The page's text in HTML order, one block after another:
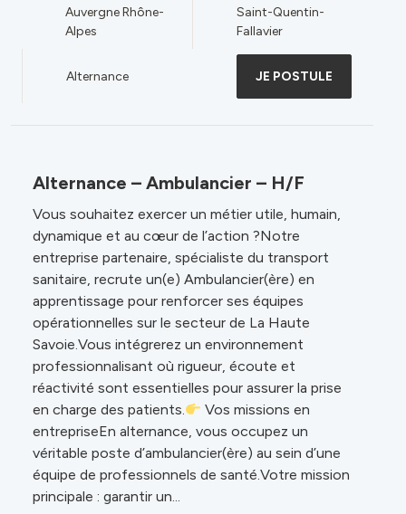
Auvergne Rhône-
Alpes
Saint-Quentin-
Fallavier
Alternance JE POSTULE
Alternance – Ambulancier – H/F
Vous souhaitez exercer un métier utile, humain,
dynamique et au cœur de l’action ?Notre
entreprise partenaire, spécialiste du transport
sanitaire, recrute un(e) Ambulancier(ère) en
apprentissage pour renforcer ses équipes
opérationnelles sur le secteur de La Haute
Savoie.Vous intégrerez un environnement
professionnalisant où rigueur, écoute et
réactivité sont essentielles pour assurer la prise
en charge des patients.
Vos missions en
entrepriseEn alternance, vous occupez un
véritable poste d’ambulancier(ère) au sein d’une
équipe de professionnels de santé.Votre mission
principale : garantir un...